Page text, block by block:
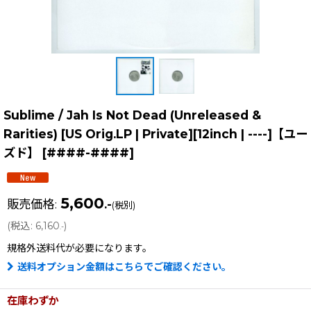
Sublime / Jah Is Not Dead (Unreleased &
Rarities) [US Orig.LP | Private][12inch | ----]【ユー
ズド】
[####-####]
販売価格: 5,600.-(税別)
(税込: 6,160.-)
規格外送料代が必要になります。
送料オプション金額はこちらでご確認ください。
在庫わずか